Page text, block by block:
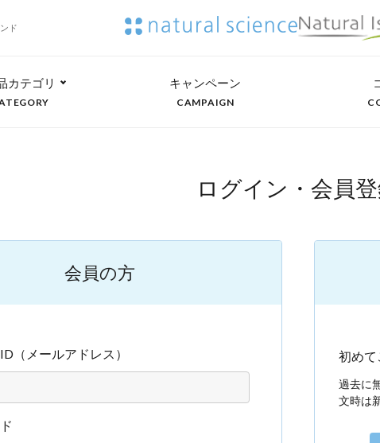
ド
カテゴリ キャンペーン
CAMPAIGN
ログイン・会員
会員の方
（メールアドレス） 初めて
過去に
文時は